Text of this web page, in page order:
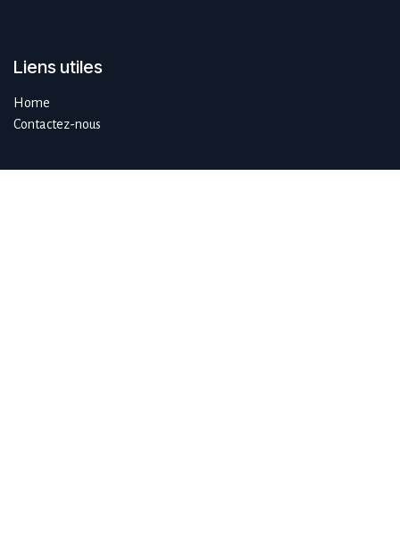
Liens utiles
Home
Contactez-nous